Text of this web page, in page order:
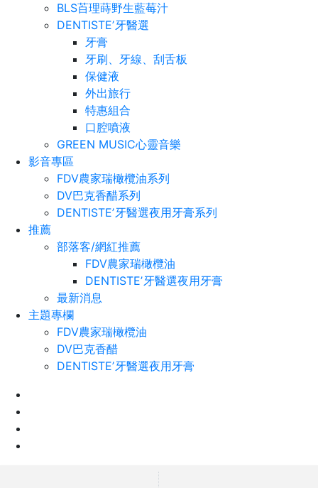
BLS苩理蒔野生藍莓汁
DENTISTEʼ牙醫選
牙膏
牙刷、牙線、刮舌板
保健液
外出旅行
特惠組合
口腔噴液
GREEN MUSIC心靈音樂
影音專區
FDV農家瑞橄欖油系列
DV巴克香醋系列
DENTISTEʼ牙醫選夜用牙膏系列
推薦
部落客/網紅推薦
FDV農家瑞橄欖油
DENTISTEʼ牙醫選夜用牙膏
最新消息
主題專欄
FDV農家瑞橄欖油
DV巴克香醋
DENTISTEʼ牙醫選夜用牙膏